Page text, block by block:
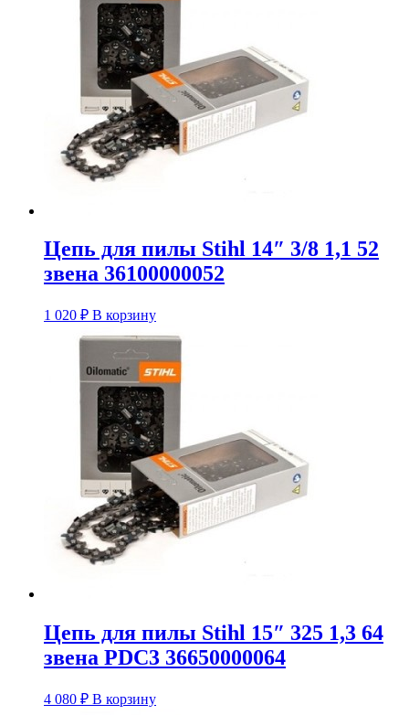
Цепь для пилы Stihl 14″ 3/8 1,1 52
звена 36100000052
1 020 ₽ В корзину
Цепь для пилы Stihl 15″ 325 1,3 64
звена PDC3 36650000064
4 080 ₽ В корзину